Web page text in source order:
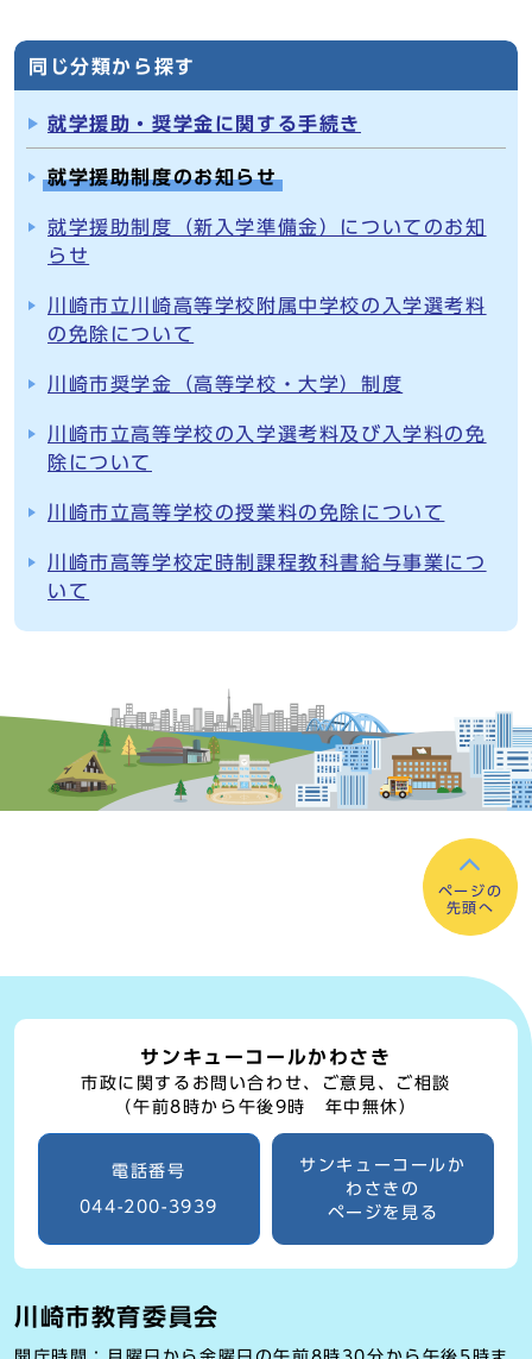
同じ分類から探す
就学援助・奨学金に関する手続き
就学援助制度のお知らせ
就学援助制度（新入学準備金）についてのお知
らせ
川崎市立川崎高等学校附属中学校の入学選考料
の免除について
川崎市奨学金（高等学校・大学）制度
川崎市立高等学校の入学選考料及び入学料の免
除について
川崎市立高等学校の授業料の免除について
川崎市高等学校定時制課程教科書給与事業につ
いて
ページの
先頭へ
サンキューコールかわさき
市政に関するお問い合わせ、ご意見、ご相談
（午前8時から午後9時 年中無休）
電話番号
044-200-3939
サンキューコールか
わさきの
ページを見る
川崎市教育委員会